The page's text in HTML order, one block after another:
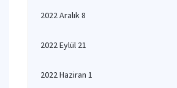
2022 Aralık 8
2022 Eylül 21
2022 Haziran 1